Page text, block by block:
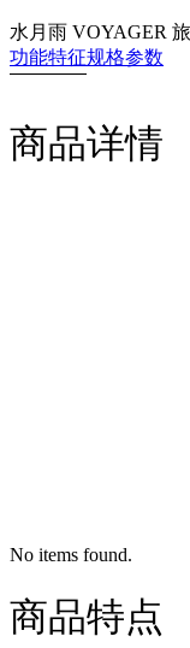
水月雨 VOYAGER
功能特征规格参数
商品详情
No items found.
商品特点